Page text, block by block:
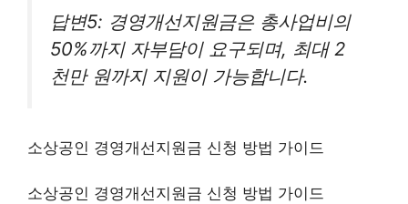
답변5: 경영개선지원금은 총사업비의
50%까지 자부담이 요구되며, 최대 2
천만 원까지 지원이 가능합니다.
소상공인 경영개선지원금 신청 방법 가이드
소상공인 경영개선지원금 신청 방법 가이드